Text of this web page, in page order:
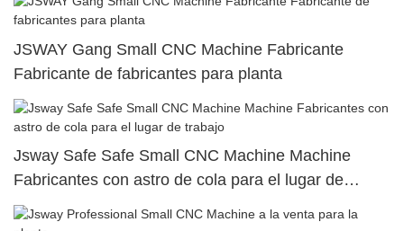
JSWAY Gang Small CNC Machine Fabricante
Fabricante de fabricantes para planta
Jsway Safe Safe Small CNC Machine Machine
Fabricantes con astro de cola para el lugar de
trabajo